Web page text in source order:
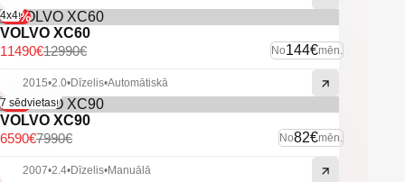
partneris katram braucienam.
-12%
4x4!
VOLVO XC60
No144€mēn.
12990€
11490€
2015•2.0•Dīzelis•Automātiskā
-18%
7 sēdvietas!
VOLVO XC90
No82€mēn.
7990€
6590€
2007•2.4•Dīzelis•Manuālā